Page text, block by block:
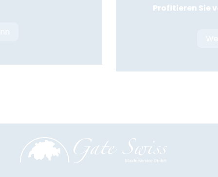
Profitieren Sie